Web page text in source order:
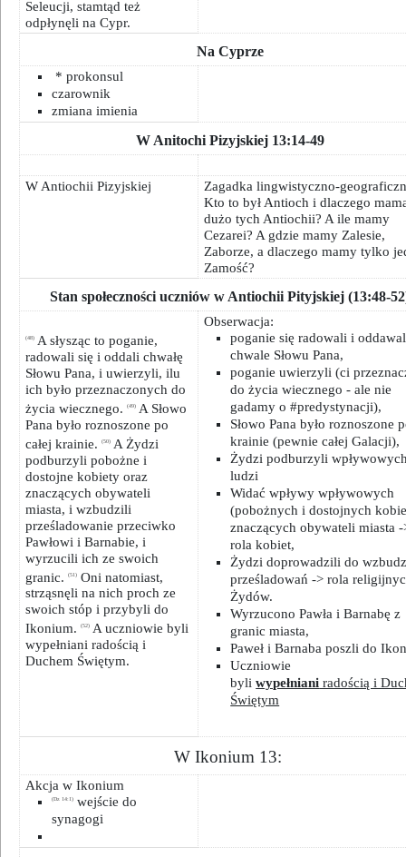
Seleucji, stamtąd też
odpłynęli na Cypr.
Na Cyprze
* prokonsul
czarownik
zmiana imienia
W Anitochi Pizyjskiej 13:14-49
W Antiochii Pizyjskiej
Zagadka lingwistyczno-
Kto to był Antioch i dlaczego
dużo tych Antiochii? A ile mamy
Cezarei? A gdzie mamy Zalesie,
Zaborze, a dlaczego mamy tylko
Zamość?
Stan społeczności uczniów w Antiochii Pityjskiej (13:48-
(48)A słysząc to poganie,
radowali się i oddali chwałę
Słowu Pana, i uwierzyli, ilu
ich było przeznaczonych do
życia wiecznego.
(49)A Słowo
Pana było roznoszone po
całej krainie.
(50)A Żydzi
podburzyli pobożne i
dostojne kobiety oraz
znaczących obywateli
miasta, i wzbudzili
prześladowanie przeciwko
Pawłowi i Barnabie, i
wyrzucili ich ze swoich
granic.
(51)Oni natomiast,
strząsnęli na nich proch ze
swoich stóp i przybyli do
Ikonium.
(52)A uczniowie byli
wypełniani radością i
Duchem Świętym.
Obserwacja:
poganie się radowali i
chwale Słowu Pana,
poganie uwierzyli (ci
do życia wiecznego - ale nie
gadamy o #predystynacji),
Słowo Pana było roznoszone
krainie (pewnie całej Galacji),
Żydzi podburzyli
ludzi
Widać wpływy wpływowych
(pobożnych i dostojnych
znaczących obywateli miasta -
rola kobiet,
Żydzi doprowadzili do
prześladowań -> rola
Żydów.
Wyrzucono Pawła i Barnabę z
granic miasta,
Paweł i Barnaba poszli do
Uczniowie
byliwypełniani radością i
Świętym
W Ikonium 13:
Akcja w Ikonium
(Dz 14:1)
wejście do
synagogi